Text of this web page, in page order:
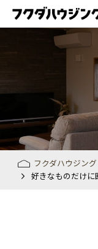
フクダハウジング
好きなものだけ